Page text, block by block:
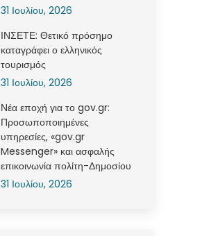
31 Ιουλίου, 2026
ΙΝΣΕΤΕ: Θετικό πρόσημο
καταγράφει ο ελληνικός
τουρισμός
31 Ιουλίου, 2026
Νέα εποχή για το gov.gr:
Προσωποποιημένες
υπηρεσίες, «gov.gr
Messenger» και ασφαλής
επικοινωνία πολίτη-Δημοσίου
31 Ιουλίου, 2026